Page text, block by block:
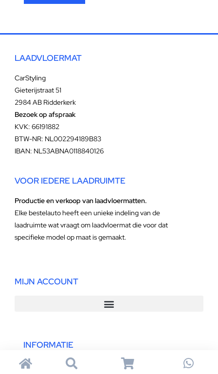
LAADVLOERMAT
CarStyling
Gieterijstraat 51
2984 AB Ridderkerk
Bezoek op afspraak
KVK: 66191882
BTW-NR: NL002294189B83
IBAN: NL53ABNA0118840126
VOOR IEDERE LAADRUIMTE
Productie en verkoop van laadvloermatten.
Elke bestelauto heeft een unieke indeling van de
laadruimte wat vraagt om laadvloermat die voor dat
specifieke model op maat is gemaakt.
MIJN ACCOUNT
INFORMATIE